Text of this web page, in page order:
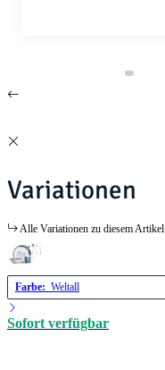
Variationen
Alle Variationen zu diesem Artikel
Farbe: Weltall
Sofort verfügbar